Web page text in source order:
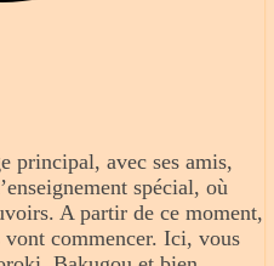
principal, avec ses amis,
spécial, où
A partir de ce moment,
vont commencer. Ici, vous